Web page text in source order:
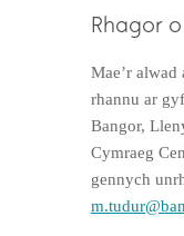
Rhagor
Mae’r alwad
rhannu ar
Bangor,
Cymraeg
gennych